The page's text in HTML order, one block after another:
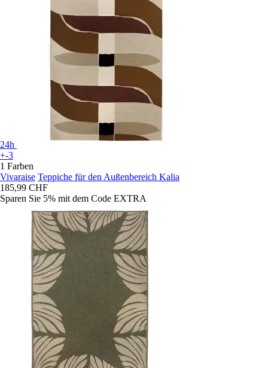
24h
+-3
1 Farben
Vivaraise Teppiche für den Außenbereich Kalia
185,99 CHF
Sparen Sie 5% mit dem Code EXTRA